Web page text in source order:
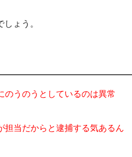
ょう。
のうのうとしているのは異常
担当だからと逮捕する気あるん